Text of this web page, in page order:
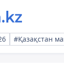
#Қазақстан